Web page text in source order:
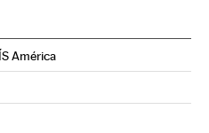
América
Twitter
en Instagram
Brasil en Facebook